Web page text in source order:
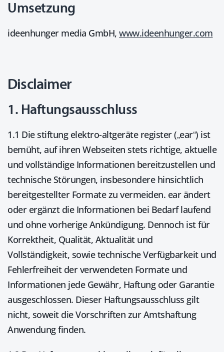
Umsetzung
ideenhunger media GmbH, www.ideenhunger.com
Disclaimer
1. Haftungsausschluss
1.1 Die stiftung elektro-altgeräte register („ear“) ist
bemüht, auf ihren Webseiten stets richtige, aktuelle
und vollständige Informationen bereitzustellen und
technische Störungen, insbesondere hinsichtlich
bereitgestellter Formate zu vermeiden. ear ändert
oder ergänzt die Informationen bei Bedarf laufend
und ohne vorherige Ankündigung. Dennoch ist für
Korrektheit, Qualität, Aktualität und
Vollständigkeit, sowie technische Verfügbarkeit und
Fehlerfreiheit der verwendeten Formate und
Informationen jede Gewähr, Haftung oder Garantie
ausgeschlossen. Dieser Haftungsausschluss gilt
nicht, soweit die Vorschriften zur Amtshaftung
Anwendung finden.